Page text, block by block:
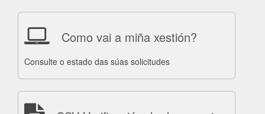
Como vai a miña xestión?
Consulte o estado das súas solicitudes